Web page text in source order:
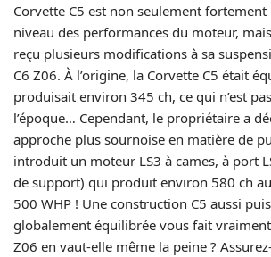
Corvette C5 est non seulement
niveau des performances du moteur,
reçu plusieurs modifications à sa
C6 Z06. À l’origine, la Corvette C5 était
produisait environ 345 ch, ce qui n’est
l’époque… Cependant, le propriétaire a
approche plus sournoise en matière de
introduit un moteur LS3 à cames, à port
de support) qui produit environ 580 ch
500 WHP ! Une construction C5 aussi
globalement équilibrée vous fait
Z06 en vaut-elle même la peine ?